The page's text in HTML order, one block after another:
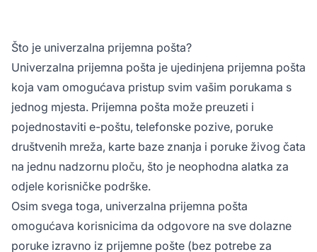
Što je univerzalna prijemna pošta?
Univerzalna prijemna pošta je ujedinjena prijemna pošta
koja vam omogućava pristup svim vašim porukama s
jednog mjesta. Prijemna pošta može preuzeti i
pojednostaviti e-poštu, telefonske pozive, poruke
društvenih mreža, karte baze znanja i poruke živog čata
na jednu nadzornu ploču, što je neophodna alatka za
odjele korisničke podrške.
Osim svega toga, univerzalna prijemna pošta
omogućava korisnicima da odgovore na sve dolazne
poruke izravno iz prijemne pošte (bez potrebe za